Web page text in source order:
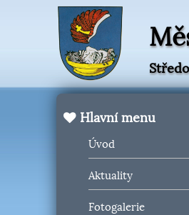
Hlavní menu
Úvod
Aktuality
Fotogalerie